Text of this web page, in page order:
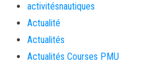
activitésnautiques
Actualité
Actualités
Actualités Courses PMU